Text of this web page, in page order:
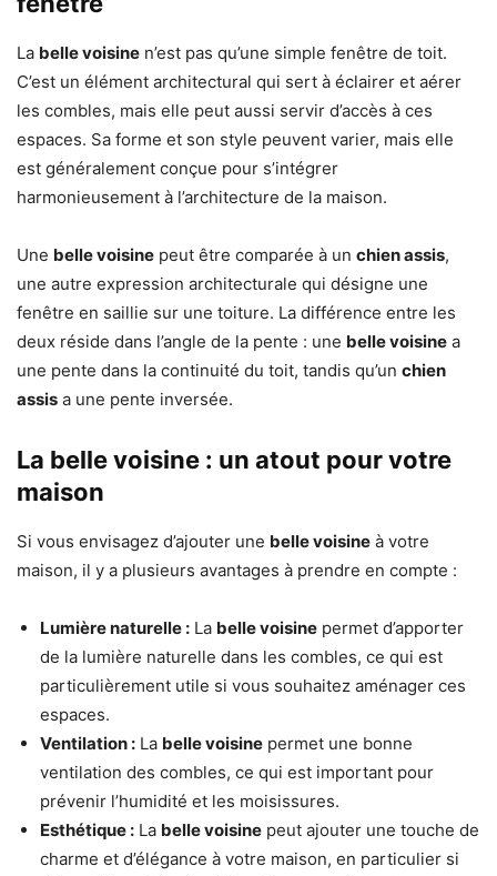
La belle voisine n’est pas qu’une simple fenêtre de toit.
C’est un élément architectural qui sert à éclairer et aérer
les combles, mais elle peut aussi servir d’accès à ces
espaces. Sa forme et son style peuvent varier, mais elle
est généralement conçue pour s’intégrer
harmonieusement à l’architecture de la maison.
Une belle voisine peut être comparée à un chien assis,
une autre expression architecturale qui désigne une
fenêtre en saillie sur une toiture. La différence entre les
deux réside dans l’angle de la pente : une belle voisine a
une pente dans la continuité du toit, tandis qu’un chien
assis a une pente inversée.
La belle voisine : un atout pour votre
maison
Si vous envisagez d’ajouter une belle voisine à votre
maison, il y a plusieurs avantages à prendre en compte :
Lumière naturelle : La belle voisine permet d’apporter
de la lumière naturelle dans les combles, ce qui est
particulièrement utile si vous souhaitez aménager ces
espaces.
Ventilation : La belle voisine permet une bonne
ventilation des combles, ce qui est important pour
prévenir l’humidité et les moisissures.
Esthétique : La belle voisine peut ajouter une touche de
charme et d’élégance à votre maison, en particulier si